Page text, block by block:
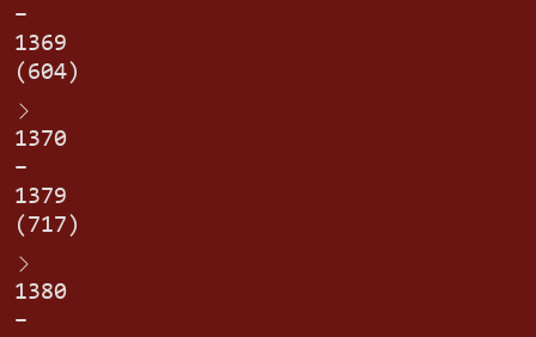
–
1369
(604)
1370
–
1379
(717)
1380
–